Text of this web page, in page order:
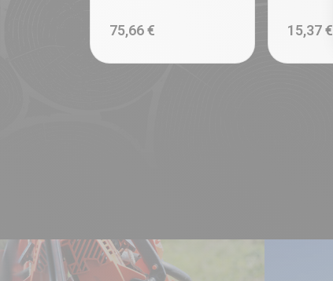
75,66 € 15,37 €